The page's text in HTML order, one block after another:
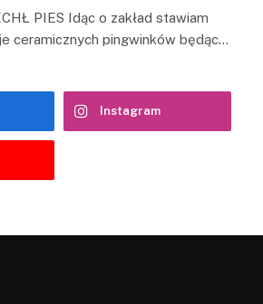
PIES Idąc o zakład stawiam
ceramicznych pingwinków będąc…
Instagram